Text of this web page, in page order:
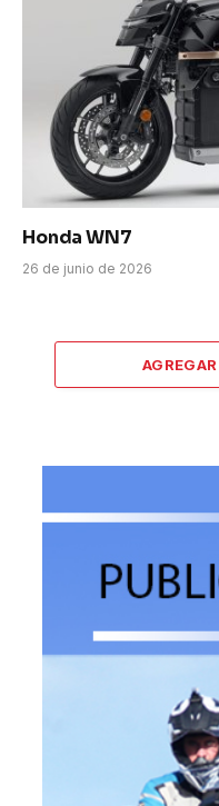
Honda WN7
26 de junio de 2026